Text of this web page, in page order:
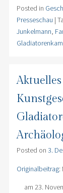
Posted in
Presseschau |
Junkelmann,
Posted on 3.
Originalbeitrag:
am 23.